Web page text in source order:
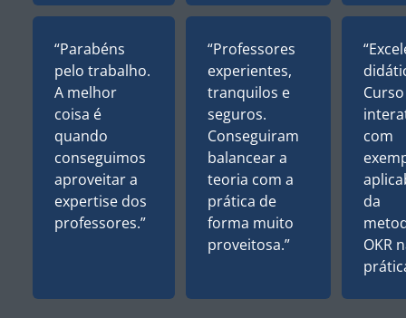
“Parabéns
pelo trabalho.
A melhor
coisa é
quando
conseguimos
aproveitar a
expertise dos
professores.”
“Professores
experientes,
tranquilos e
seguros.
Conseguiram
balancear a
teoria com a
prática de
forma muito
proveitosa.”
com
da
OKR